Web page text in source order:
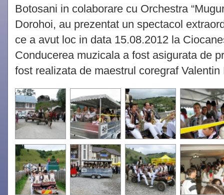
Botosani in colaborare cu Orchestra
Dorohoi, au prezentat un spectacol
ce a avut loc in data 15.08.2012 la
Conducerea muzicala a fost asigurata de
fost realizata de maestrul coregraf Valentin